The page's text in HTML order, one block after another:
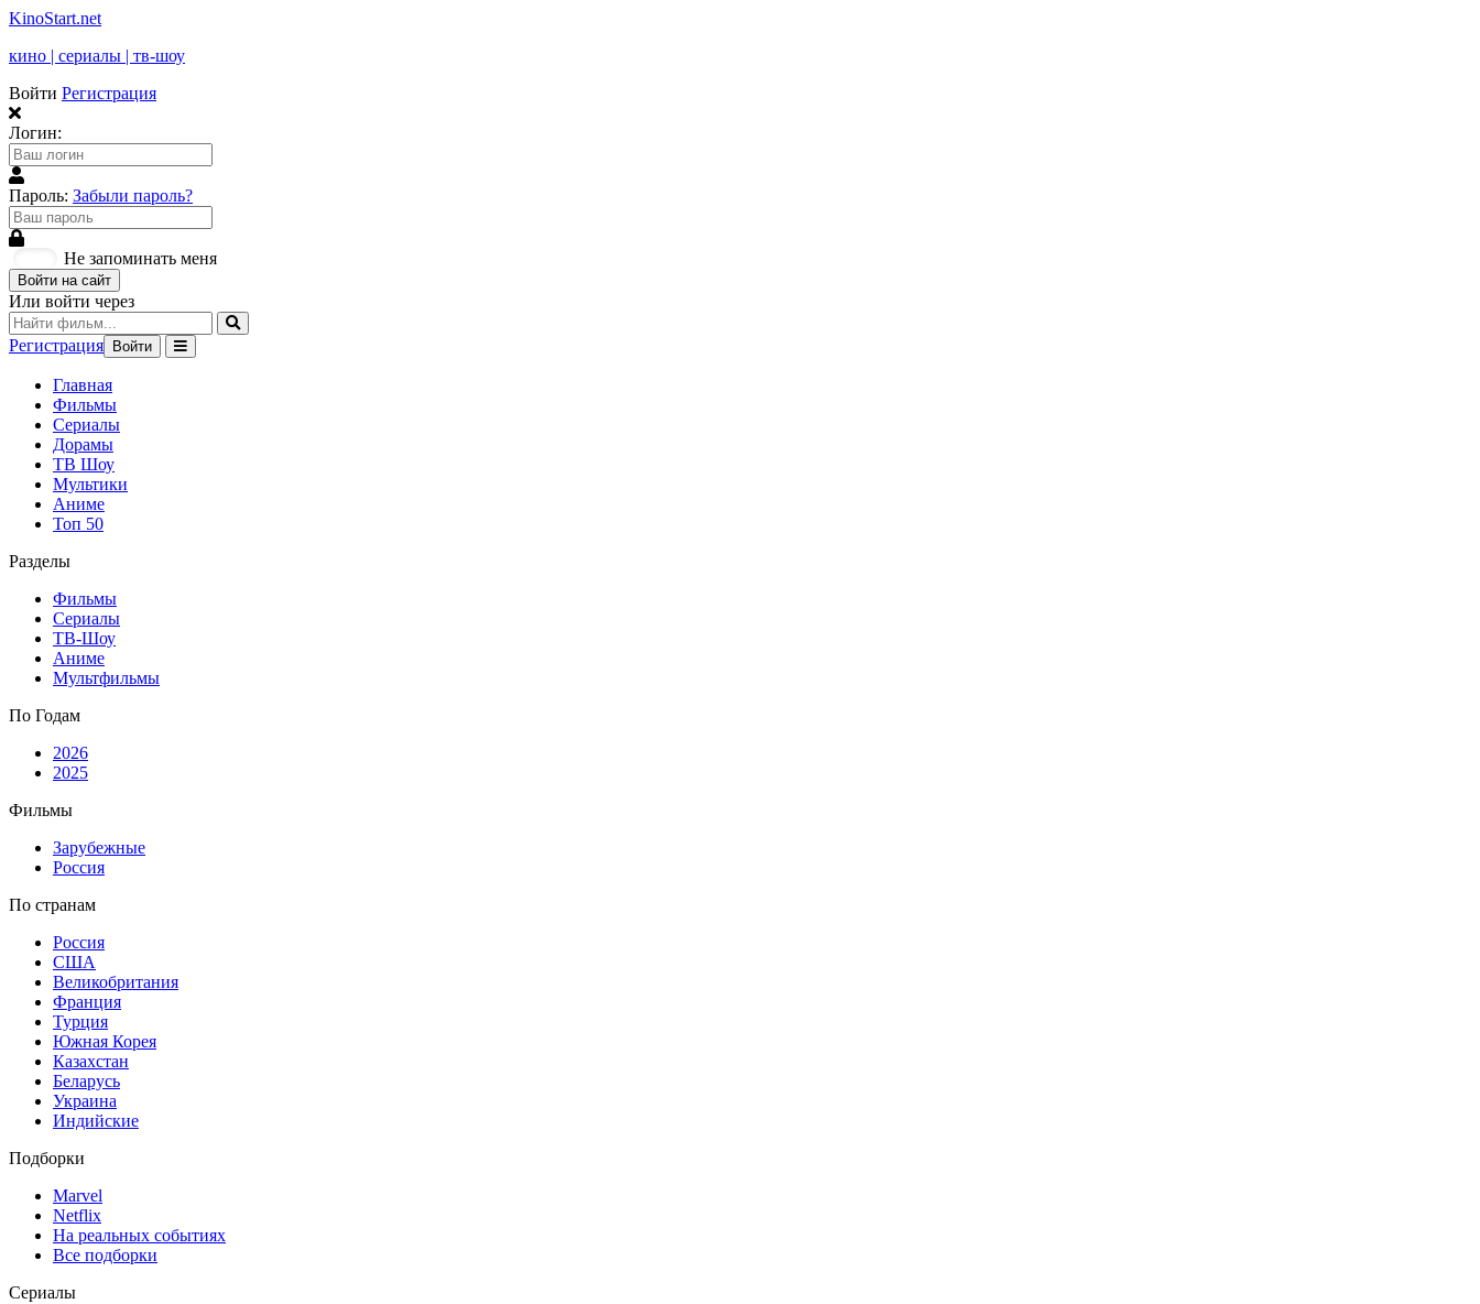
KinoStart.net
кино | сериалы | тв-шоу
Войти Регистрация
Логин:
Пароль: Забыли пароль?
Не запоминать меня
Войти на сайт
Или войти через
Регистрация Войти
Главная
Фильмы
Сериалы
Дорамы
ТВ Шоу
Мультики
Аниме
Топ 50
Разделы
Фильмы
Сериалы
ТВ-Шоу
Аниме
Мультфильмы
По Годам
2026
2025
Фильмы
Зарубежные
Россия
По странам
Россия
США
Великобритания
Франция
Турция
Южная Корея
Казахстан
Беларусь
Украина
Индийские
Подборки
Marvel
Netflix
На реальных событиях
Все подборки
Сериалы